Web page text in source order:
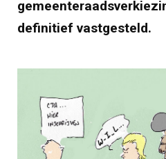
definitief vastgesteld.